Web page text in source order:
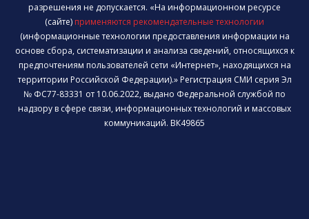
разрешения не допускается. «На информационном ресурсе
(сайте) применяются рекомендательные технологии
(информационные технологии предоставления информации на
основе сбора, систематизации и анализа сведений, относящихся к
предпочтениям пользователей сети «Интернет», находящихся на
территории Российской Федерации).» Регистрация СМИ серия Эл
№ ФС77-83331 от 10.06.2022, выдано Федеральной службой по
надзору в сфере связи, информационных технологий и массовых
коммуникаций. ВК49865